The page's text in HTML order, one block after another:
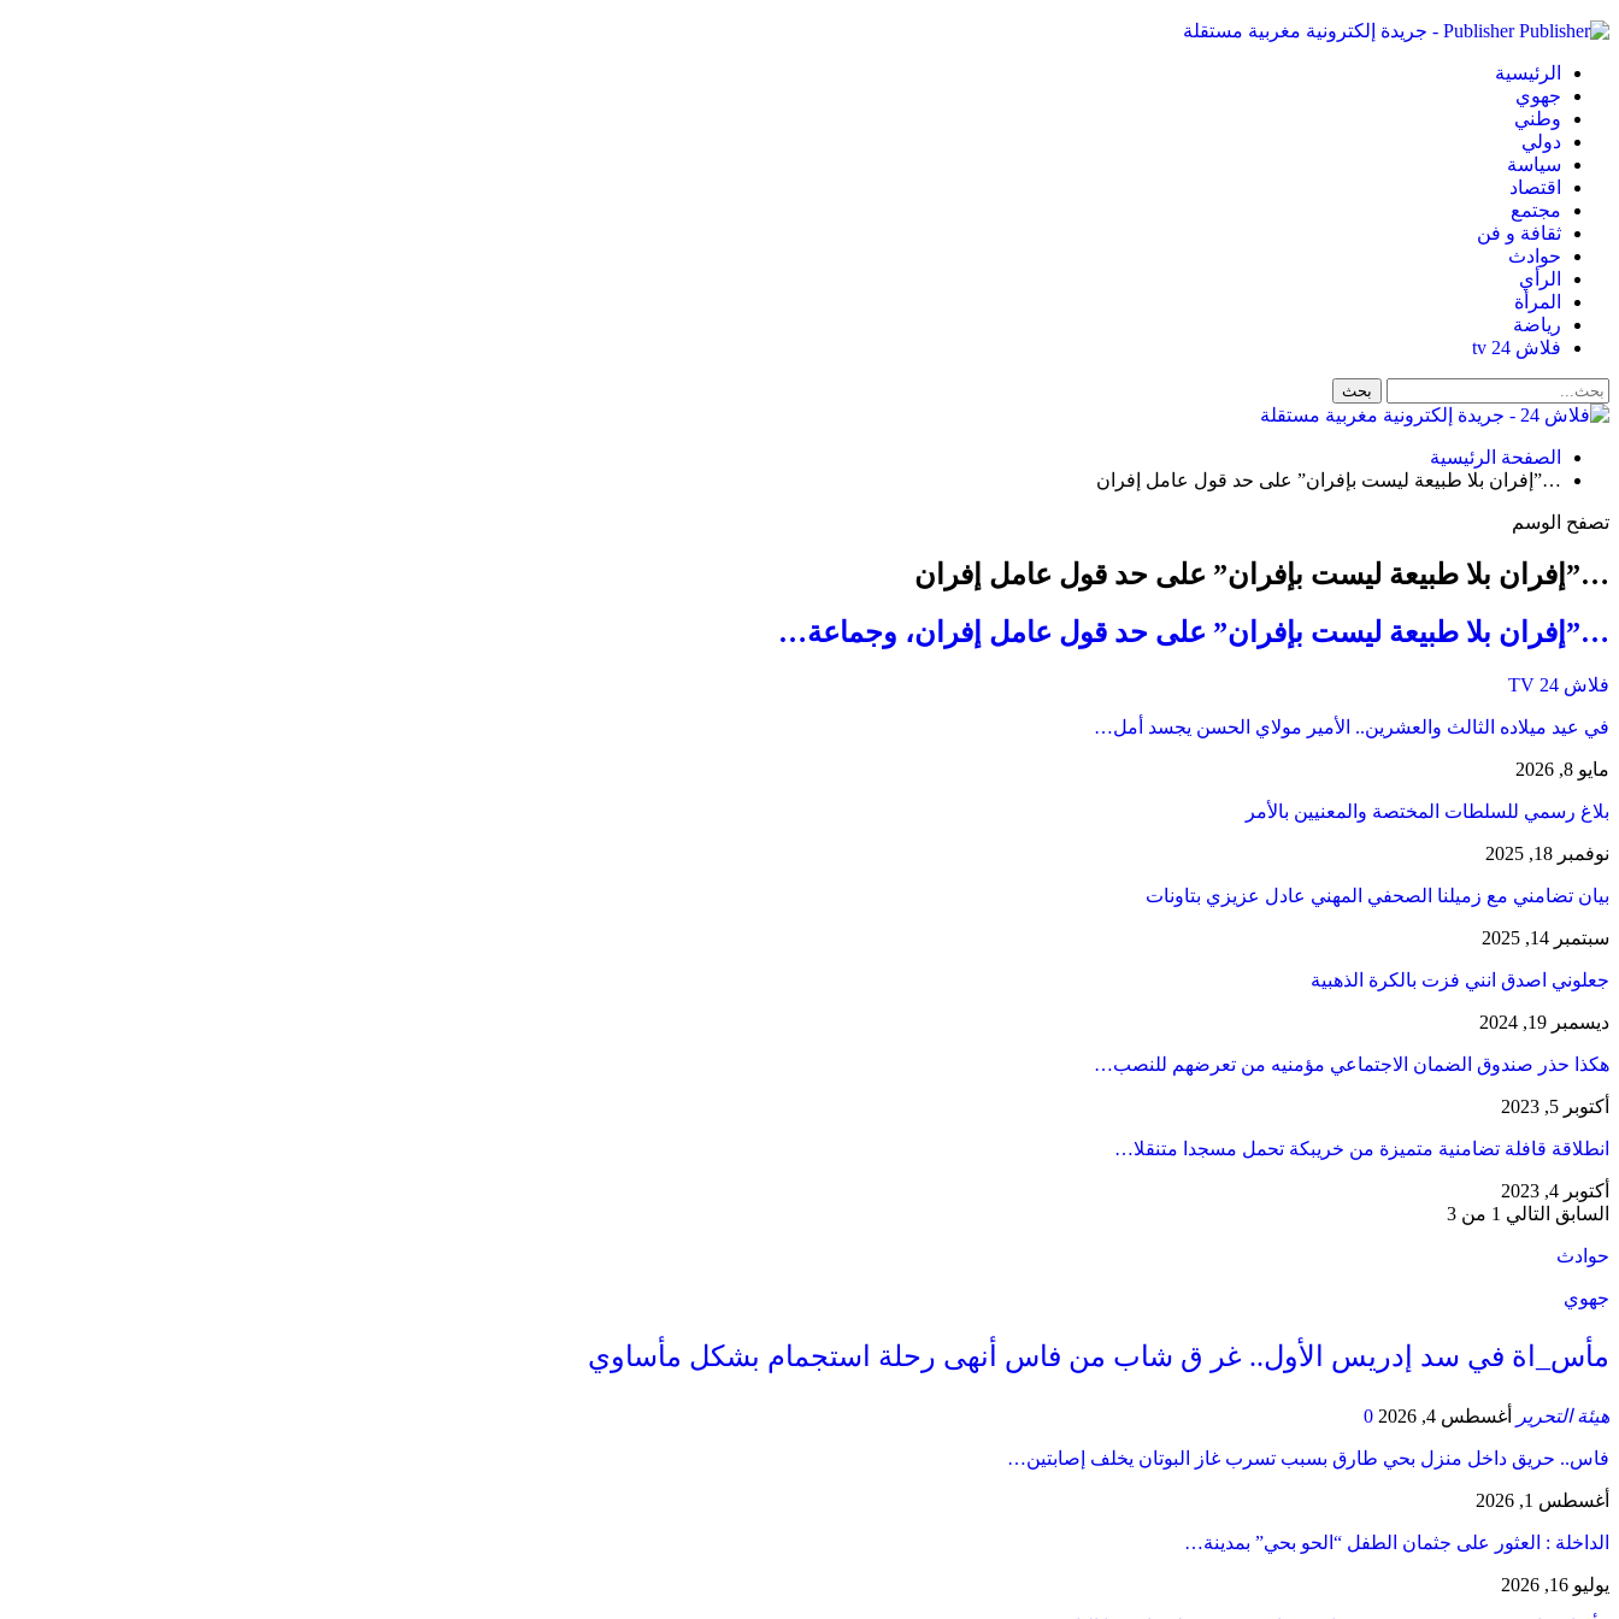
Publisher - جريدة إلكترونية مغربية مستقلة
الرئيسية
جهوي
وطني
دولي
سياسة
اقتصاد
مجتمع
ثقافة و فن
حوادث
الرأي
المرأة
رياضة
فلاش 24 tv
الصفحة الرئيسية
…”إفران بلا طبيعة ليست بإفران” على حد قول عامل إفران
تصفح الوسم
…”إفران بلا طبيعة ليست بإفران” على حد قول عامل إفران
…”إفران بلا طبيعة ليست بإفران” على حد قول عامل إفران، وجماعة…
فلاش 24 TV
في عيد ميلاده الثالث والعشرين.. الأمير مولاي الحسن يجسد أمل…
مايو 8, 2026
بلاغ رسمي للسلطات المختصة والمعنيين بالأمر
نوفمبر 18, 2025
بيان تضامني مع زميلنا الصحفي المهني عادل عزيزي بتاونات
سبتمبر 14, 2025
جعلوني اصدق انني فزت بالكرة الذهبية
ديسمبر 19, 2024
هكذا حذر صندوق الضمان الاجتماعي مؤمنيه من تعرضهم للنصب…
أكتوبر 5, 2023
انطلاقة قافلة تضامنية متميزة من خريبكة تحمل مسجدا متنقلا…
أكتوبر 4, 2023
السابق التالي 1 من 3
حوادث
جهوي
مأس_اة في سد إدريس الأول.. غر ق شاب من فاس أنهى رحلة استجمام بشكل مأساوي
هيئة التحرير أغسطس 4, 2026 0
فاس.. حريق داخل منزل بحي طارق بسبب تسرب غاز البوتان يخلف إصابتين…
أغسطس 1, 2026
​الداخلة : العثور على جثمان الطفل “الحو بحي” بمدينة…
يوليو 16, 2026